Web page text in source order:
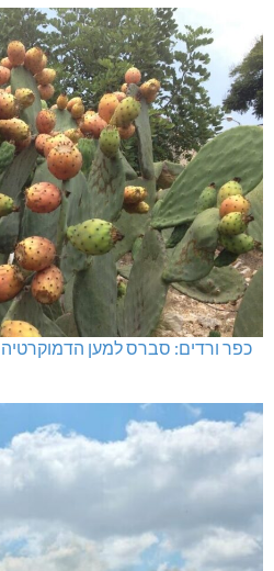
כפר ורדים: סברס למען הדמוקרטיה